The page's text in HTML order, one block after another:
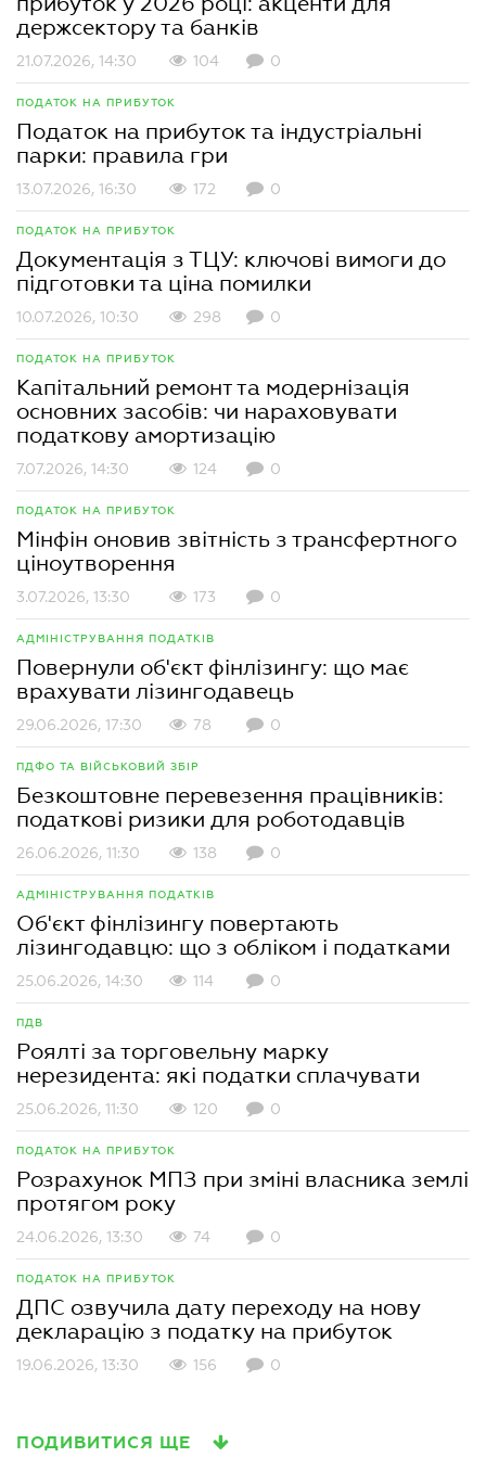
держсектору та банків
21.07.2026, 14:30 104 0
ПОДАТОК НА ПРИБУТОК
Податок на прибуток та індустріальні
парки: правила гри
13.07.2026, 16:30 172 0
ПОДАТОК НА ПРИБУТОК
Документація з ТЦУ: ключові вимоги до
підготовки та ціна помилки
10.07.2026, 10:30 298 0
ПОДАТОК НА ПРИБУТОК
Капітальний ремонт та модернізація
основних засобів: чи нараховувати
податкову амортизацію
7.07.2026, 14:30 124 0
ПОДАТОК НА ПРИБУТОК
Мінфін оновив звітність з трансфертного
ціноутворення
3.07.2026, 13:30 173 0
АДМІНІСТРУВАННЯ ПОДАТКІВ
Повернули об'єкт фінлізингу: що має
врахувати лізингодавець
29.06.2026, 17:30 78 0
ПДФО ТА ВІЙСЬКОВИЙ ЗБІР
Безкоштовне перевезення працівників:
податкові ризики для роботодавців
26.06.2026, 11:30 138 0
АДМІНІСТРУВАННЯ ПОДАТКІВ
Об'єкт фінлізингу повертають
лізингодавцю: що з обліком і податками
25.06.2026, 14:30 114 0
ПДВ
Роялті за торговельну марку
нерезидента: які податки сплачувати
25.06.2026, 11:30 120 0
ПОДАТОК НА ПРИБУТОК
Розрахунок МПЗ при зміні власника землі
протягом року
24.06.2026, 13:30 74 0
ПОДАТОК НА ПРИБУТОК
ДПС озвучила дату переходу на нову
декларацію з податку на прибуток
19.06.2026, 13:30 156 0
ПОДИВИТИСЯ ЩЕ